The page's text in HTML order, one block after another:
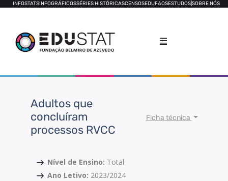
INFOSTATSINFOGRÁFICOSSÉRIES HISTÓRICASCENSOSEDUFAQSESTUDOSSOBRE NÓS
Adultos que
concluíram
processos RVCC
Ficha técnica
Nível de Ensino: Total
Ano Letivo: 2023/2024